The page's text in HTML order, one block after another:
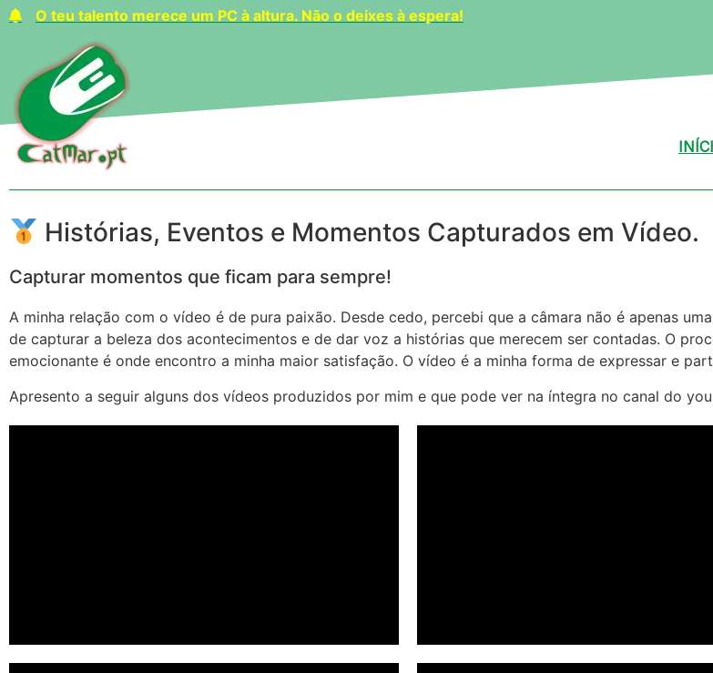
O teu talento merece um PC à altura. Não o deixes à espera!
Histórias, Eventos e Momentos Capturados em Vídeo.
Capturar momentos que ficam para sempre!
A minha relação com o vídeo é de pura paixão. Desde cedo, percebi que a câmara não é apenas
de capturar a beleza dos acontecimentos e de dar voz a histórias que merecem ser contadas. O
emocionante é onde encontro a minha maior satisfação. O vídeo é a minha forma de expressar e
Apresento a seguir alguns dos vídeos produzidos por mim e que pode ver na íntegra no canal do